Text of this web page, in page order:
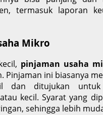
termasuk laporan
Mikro
pinjaman usaha
Pinjaman ini biasanya
dan ditujukan untuk
kecil. Syarat yang
sehingga lebih